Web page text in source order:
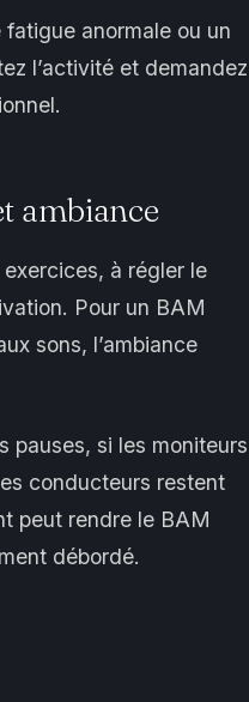
anormale ou un
l’activité et demandez
ambiance
à régler le
Pour un BAM
sons, l’ambiance
pauses, si les moniteurs
conducteurs restent
peut rendre le BAM
débordé.